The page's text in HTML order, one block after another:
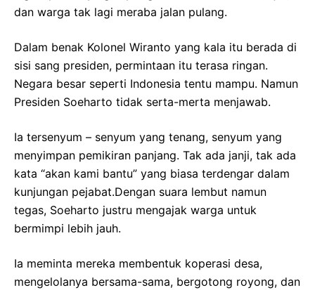
dan warga tak lagi meraba jalan pulang.
Dalam benak Kolonel Wiranto yang kala itu berada di
sisi sang presiden, permintaan itu terasa ringan.
Negara besar seperti Indonesia tentu mampu. Namun
Presiden Soeharto tidak serta-merta menjawab.
Ia tersenyum – senyum yang tenang, senyum yang
menyimpan pemikiran panjang. Tak ada janji, tak ada
kata “akan kami bantu” yang biasa terdengar dalam
kunjungan pejabat.Dengan suara lembut namun
tegas, Soeharto justru mengajak warga untuk
bermimpi lebih jauh.
Ia meminta mereka membentuk koperasi desa,
mengelolanya bersama-sama, bergotong royong, dan